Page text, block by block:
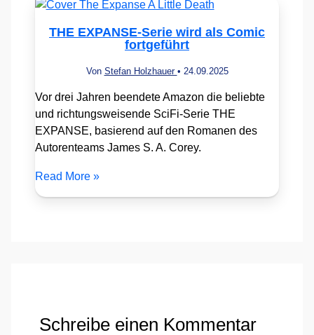
THE EXPANSE-Serie wird als Comic
fortgeführt
Von Stefan Holzhauer • 24.09.2025
Vor drei Jahren beendete Amazon die beliebte
und richtungsweisende SciFi-Serie THE
EXPANSE, basierend auf den Romanen des
Autorenteams James S. A. Corey.
Read More »
Schreibe einen Kommentar